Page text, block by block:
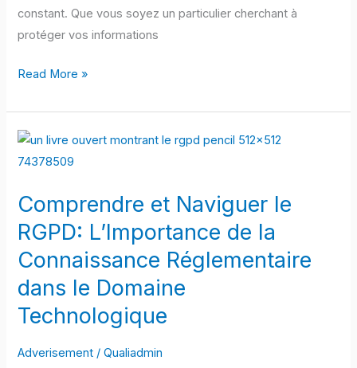
constant. Que vous soyez un particulier cherchant à
protéger vos informations
Read More »
Comprendre et Naviguer le
RGPD: L’Importance de la
Connaissance Réglementaire
dans le Domaine
Technologique
Adverisement /Qualiadmin
Comprendre
et
le
RGPD:
de
la
Connaissance
dans